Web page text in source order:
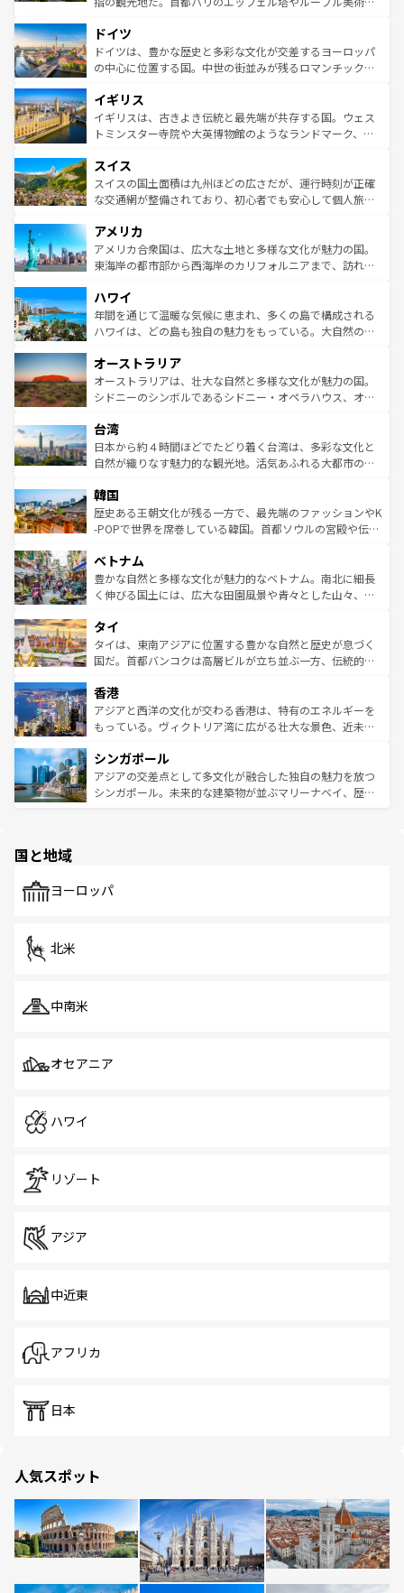
せる。地方によって風土や気候が異なるスペインはその個
性で訪れる人を魅了する。 なお、新着のスペイン情報は コ
ンテンツ一覧を参照してほしい。
で、幅広い魅力が詰まっている。華麗な宮殿、歴史的な大
聖堂、美しいビーチ、そして豊かな自然が、訪れる者を心
から魅了する。また、フランスは美食の国としても知ら
いる。シャンパンの発祥地であるランス、プロヴァンスの
香り高いラベンダー畑など、多彩な楽しみ方が可能だ。さ
らに、パリ以外の地域にも魅力が溢れており、どの街角に
れる地方に足を運ぶとそれぞれで全く異なる文化を体験で
きるだろう。 なお、新着のフランス情報はコンテンツ一覧
を参照してほしい。
ドイツ
ドイツは、豊かな歴史と多彩な文化が交差するヨーロッパ
の中心に位置する国。中世の街並みが残るロマンチック街
顔を持つこの国は、どこを歩いても飽きることがない。ベ
ルリンの文化的活気、バイエルン州のアルプスの絶景、そ
してライン川沿いのワイン畑といった風景は必見。ビール
は、お酒好きな人にはぜひ体験してほしい。 なお、新着の
ドイツ情報はコンテンツ一覧を参照してほしい。
イギリス
イギリスは、古きよき伝統と最先端が共存する国。ウェス
トミンスター寺院や大英博物館のようなランドマーク、歴
リアごとに異なる魅力がある。また、優雅なアフタヌーン
ティー、ビール好きにはたまらない英国パブ、サッカー観
戦など、本場だからこそできる体験も豊富。イギリスを旅
ンツ一覧を参照してほしい。
スイス
スイスの国土面積は九州ほどの広さだが、運行時刻が正確
な交通網が整備されており、初心者でも安心して個人旅行
の建物がそのまま残る町や、スイスならではのユニークな
博物館もあり、アルプス観光だけでなく町歩きも満喫する
ことができる。国民の所得が高いため物価も高いが、旅行
ば市内交通費無料で観光を楽しむこともできる。 なお、新
着のスイス情報はコンテンツ一覧 を参照してほしい。
アメリカ
アメリカ合衆国は、広大な土地と多様な文化が魅力の国。
東海岸の都市部から西海岸のカリフォルニアまで、訪れる
のような巨大都市は、観光、ショッピング、エンターテイ
ンメントが詰まった刺激的なスポットだ。一方、アメリカ
西部には大自然が広がり、グランドキャニオンやイエロー
部のニューオーリンズでは、音楽と美食が融合した独特の
文化が魅力。旅行者はアメリカの各地域で異なる魅力を楽
しみながら、その多様性と豊かな歴史を感じることができ
ならではの贅沢な旅のスタイルだ。 なお、新着のアメリカ
情報はコンテンツ一覧を参照してほしい。
ハワイ
年間を通じて温暖な気候に恵まれ、多くの島で構成される
ハワイは、どの島も独自の魅力をもっている。大自然の神
ワイ島は見逃せない。また、定番の観光地といえばオアフ
島だが、静かな自然を求めるならマウイ島やカウアイ島が
おすすめ。エメラルドグリーンに輝く海をはじめ、豊かな
れるおもてなしの心で訪れる人々を迎えてくれるハワイの
人々、おいしいローカルフードやハワイアンミュージッ
ク、伝統的なフラダンスなど、すべてがハワイの魅力を彩
ワイを、存分に味わってほしい。 なお、新着のハワイ情報
はコンテンツ一覧を参照してほしい。
オーストラリア
オーストラリアは、壮大な自然と多様な文化が魅力の国。
シドニーのシンボルであるシドニー・オペラハウス、オー
リアリーフや大陸中央部にそびえるウルル（エアーズロッ
ク）、タスマニアの美しい原生林やケアンズの熱帯雨林な
ど、見どころがたくさん。また、カフェやワイン、オージ
いる。アクティビティも充実しており、サーフィンやダイ
ビング、ハイキングなど、アウトドア好きにはたまらな
い。オーストラリアの多彩な魅力を存分に味わいつくそ
参照してほしい。
台湾
日本から約４時間ほどでたどり着く台湾は、多彩な文化と
自然が織りなす魅力的な観光地。活気あふれる大都市の台
ン）、静ひつな山岳地帯である台湾東部など、都市の喧騒
と山間の静けさが共存しており、訪れる人に新しい発見と
驚きをもたらしてくれる。また、奥深い台湾の食文化も魅
容にもいいと評判のスイーツなど、バラエティ豊かな料理
が味わえる。 なお、新着の台湾情報は コンテンツ一覧を参
照してほしい。
韓国
歴史ある王朝文化が残る一方で、最先端のファッションやK
-POPで世界を席巻している韓国。首都ソウルの宮殿や伝統
き、地方に足を延ばせば四季折々の自然美を楽しむことが
できる。そして、キムチや焼肉、絶品のストリートフード
まで、さまざまな韓国料理が待っている。夜には、韓国な
リティに包まれながら、韓国の多彩な魅力を心ゆくまで味
わってみてほしい。 なお、新着の韓国情報はコンテンツ一
覧を参照してほしい。
ベトナム
豊かな自然と多様な文化が魅力的なベトナム。南北に細長
く伸びる国土には、広大な田園風景や青々とした山々、世
急速な発展と共に伝統が息づく。ハノイの古い町並みやホ
ーチミン市のフランス統治時代の建物も、独特の雰囲気を
醸し出している。また、バラエティの豊かさとおいしさで
とつ。フォーやバインミー、ベトナムコーヒーなどは、ぜ
ひ現地で味わいたい。どの地域を訪れてもあたたかい人々
が旅行者を迎えてくれるので、きっと忘れられない旅にな
参照してほしい。
タイ
タイは、東南アジアに位置する豊かな自然と歴史が息づく
国だ。首都バンコクは高層ビルが立ち並ぶ一方、伝統的な
の活気が交差している。北部ではチェンマイなどの山岳地
帯で自然と触れ合い、南部ではプーケットやクラビの美し
いビーチでリゾート気分を楽しむことができる。タイ料理
激する。気候は一年中温暖で、どの季節にも異なる楽しみ
が待っている。親しみやすいタイの人々、仏教を中心とし
た文化、そして多様な観光資源が、訪れる旅人を魅了し続
香港
アジアと西洋の文化が交わる香港は、特有のエネルギーを
もっている。ヴィクトリア湾に広がる壮大な景色、近未来
み、どこを訪れても感動するはず。観光スポットが密集し
ており、効率よく見どころを回れるのも魅力。息をのむよ
うな絶景から文化的な体験まで、香港を存分に楽しみ尽く
シンガポール
アジアの交差点として多文化が融合した独自の魅力を放つ
シンガポール。未来的な建築物が並ぶマリーナベイ、歴史
で、ホーカーズは地元の風情を楽しめる外せないスポット
国と地域
ヨーロッパ
北米
中南米
オセアニア
ハワイ
リゾート
アジア
中近東
アフリカ
日本
人気スポット